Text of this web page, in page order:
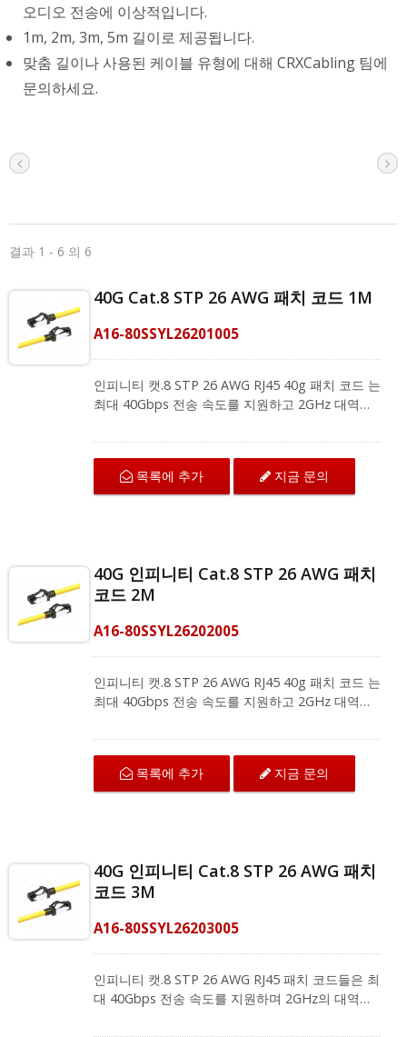
오디오 전송에 이상적입니다.
1m, 2m, 3m, 5m 길이로 제공됩니다.
맞춤 길이나 사용된 케이블 유형에 대해 CRXCabling 팀에
문의하세요.
결과 1 - 6 의 6
40G Cat.8 STP 26 AWG 패치 코드 1M
A16-80SSYL26201005
인피니티 캣.8 STP 26 AWG RJ45 40g 패치 코드 는
최대 40Gbps 전송 속도를 지원하고 2GHz 대역폭
래 대비에 효과적이며 모든 카테고리 애플리케이션
과 역호환됩니다. 캣.8 패치 코드는 데이터 센터, 서
버룸, 실험실 및 대규모 기업 네트워크와 같은 요구
가 많은 고대역폭 환경에 가장 적합한 동반자입니
보장하기 위해 최대 부식 저항을 위해 50U" 금도금
접점을 사용하며, 100% 맨 구리 와이어도 사용합니
패치 코드 및 수평 케이블을 포함한 전체 GHMT 인
증 Cat.8 시리즈 제품을 제공합니다. 100% 공장 테
목록에 추가 지금 문의
40G 인피니티 Cat.8 STP 26 AWG 패치
코드 2M
A16-80SSYL26202005
인피니티 캣.8 STP 26 AWG RJ45 40g 패치 코드 는
최대 40Gbps 전송 속도를 지원하고 2GHz 대역폭
래 대비에 효과적이며 모든 카테고리 애플리케이션
과 역호환됩니다. 캣.8 패치 코드는 데이터 센터, 서
버룸, 실험실 및 대규모 기업 네트워크와 같은 요구
가 많은 고대역폭 환경에 가장 적합한 동반자입니
최대 부식 저항을 위해 50U" 금도금 접점을 사용하
며, 100% 맨 구리 와이어도 사용합니다.
코드 및 수평 케이블을 포함한 전체 GHMT 인증
Cat.8 시리즈 제품을 제공합니다. 100% 공장 테스
목록에 추가 지금 문의
40G 인피니티 Cat.8 STP 26 AWG 패치
코드 3M
A16-80SSYL26203005
인피니티 캣.8 STP 26 AWG RJ45 패치 코드들은 최
대 40Gbps 전송 속도를 지원하며 2GHz의 대역폭